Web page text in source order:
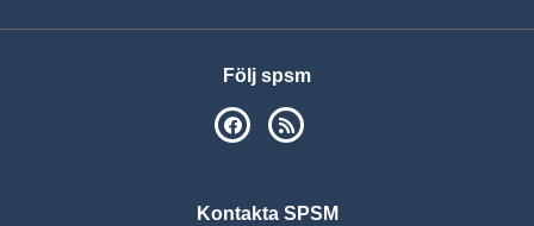
Följ spsm
SPSM på Facebook
Kontakta SPSM